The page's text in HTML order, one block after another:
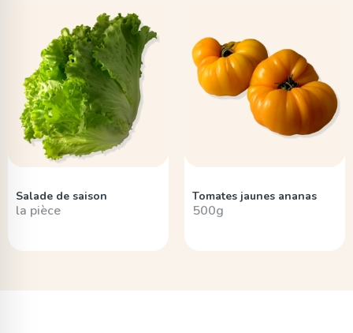
Salade de saison
la pièce
Tomates jaunes ananas
500g